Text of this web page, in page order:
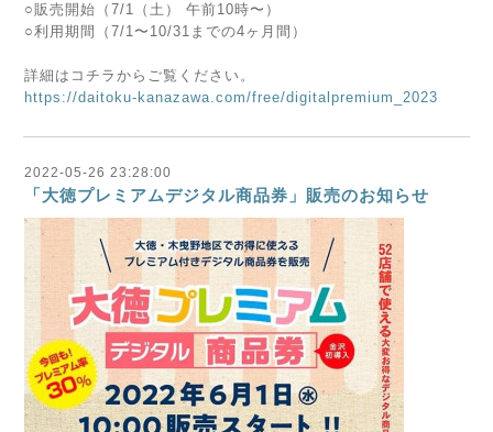
○販売開始（7/1（土） 午前10時〜）
○利用期間（7/1〜10/31までの4ヶ月間）
詳細はコチラからご覧ください。
https://daitoku-kanazawa.com/free/digitalpremium_2023
2022-05-26 23:28:00
「大徳プレミアムデジタル商品券」販売のお知らせ